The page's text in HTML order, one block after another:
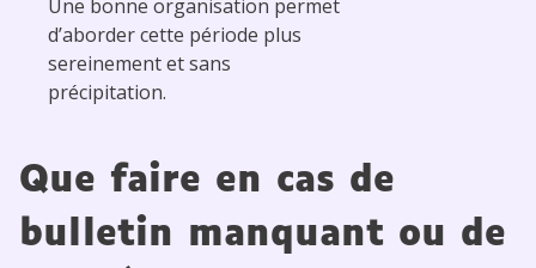
Une bonne organisation permet
d’aborder cette période plus
sereinement et sans
précipitation.
Que faire en cas de
bulletin manquant ou de